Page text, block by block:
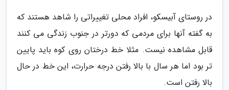
در روستای آبیسکو، افراد محلی تغییراتی را شاهد هستند که
به گفته آنها برای مردمی که دورتر در جنوب زندگی می کنند
قابل مشاهده نیست. مثلا خط درختان روی کوه باید پایین
تر بود اما هر سال با بالا رفتن درجه حرارت، این خط در حال
بالا رفتن است.